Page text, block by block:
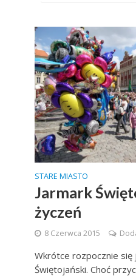
STARE MIASTO
Jarmark
życzeń
8 Czerwca 2015
Wkrótce rozpocznie się
Świętojański. Choć